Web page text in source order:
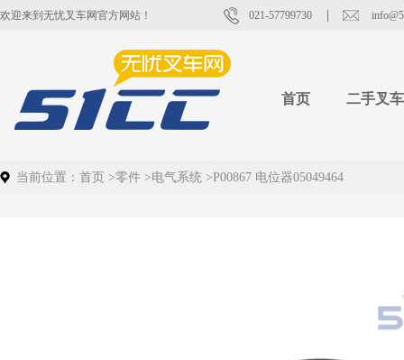
欢迎来到无忧叉车网官方网站！ 021-57799730
首页 二手叉车
当前位置： 首页 >零件 >电气系统 >P00867 电位器05049464